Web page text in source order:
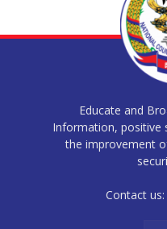
Educate and
Information, positive
the improvement
Contact us: